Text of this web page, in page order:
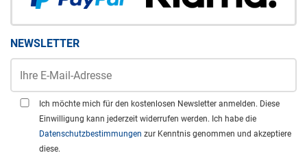
NEWSLETTER
Ich möchte mich für den kostenlosen Newsletter anmelden. Diese
Einwilligung kann jederzeit widerrufen werden. Ich habe die
Datenschutzbestimmungen zur Kenntnis genommen und akzeptiere
diese.